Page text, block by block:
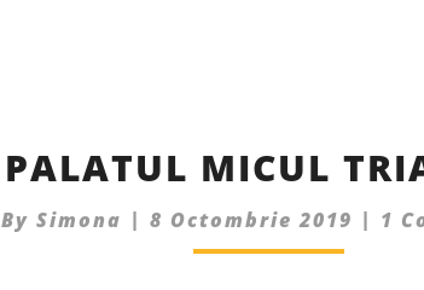
MICUL
PALATUL MICUL
By Simona | 8 Octombrie 2019 | 1